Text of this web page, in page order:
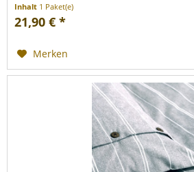
Inhalt 1 Paket(e)
21,90 € *
Merken